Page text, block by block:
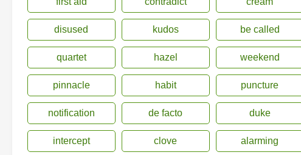
disused kudos be called
quartet hazel weekend
pinnacle habit puncture
notification de facto duke
intercept clove alarming